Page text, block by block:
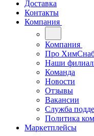
Доставка
Контакты
Компания
Компания
Про
Наши
Команда
Новости
Отзывы
Вакансии
Служба
Политика
Маркетплейсы